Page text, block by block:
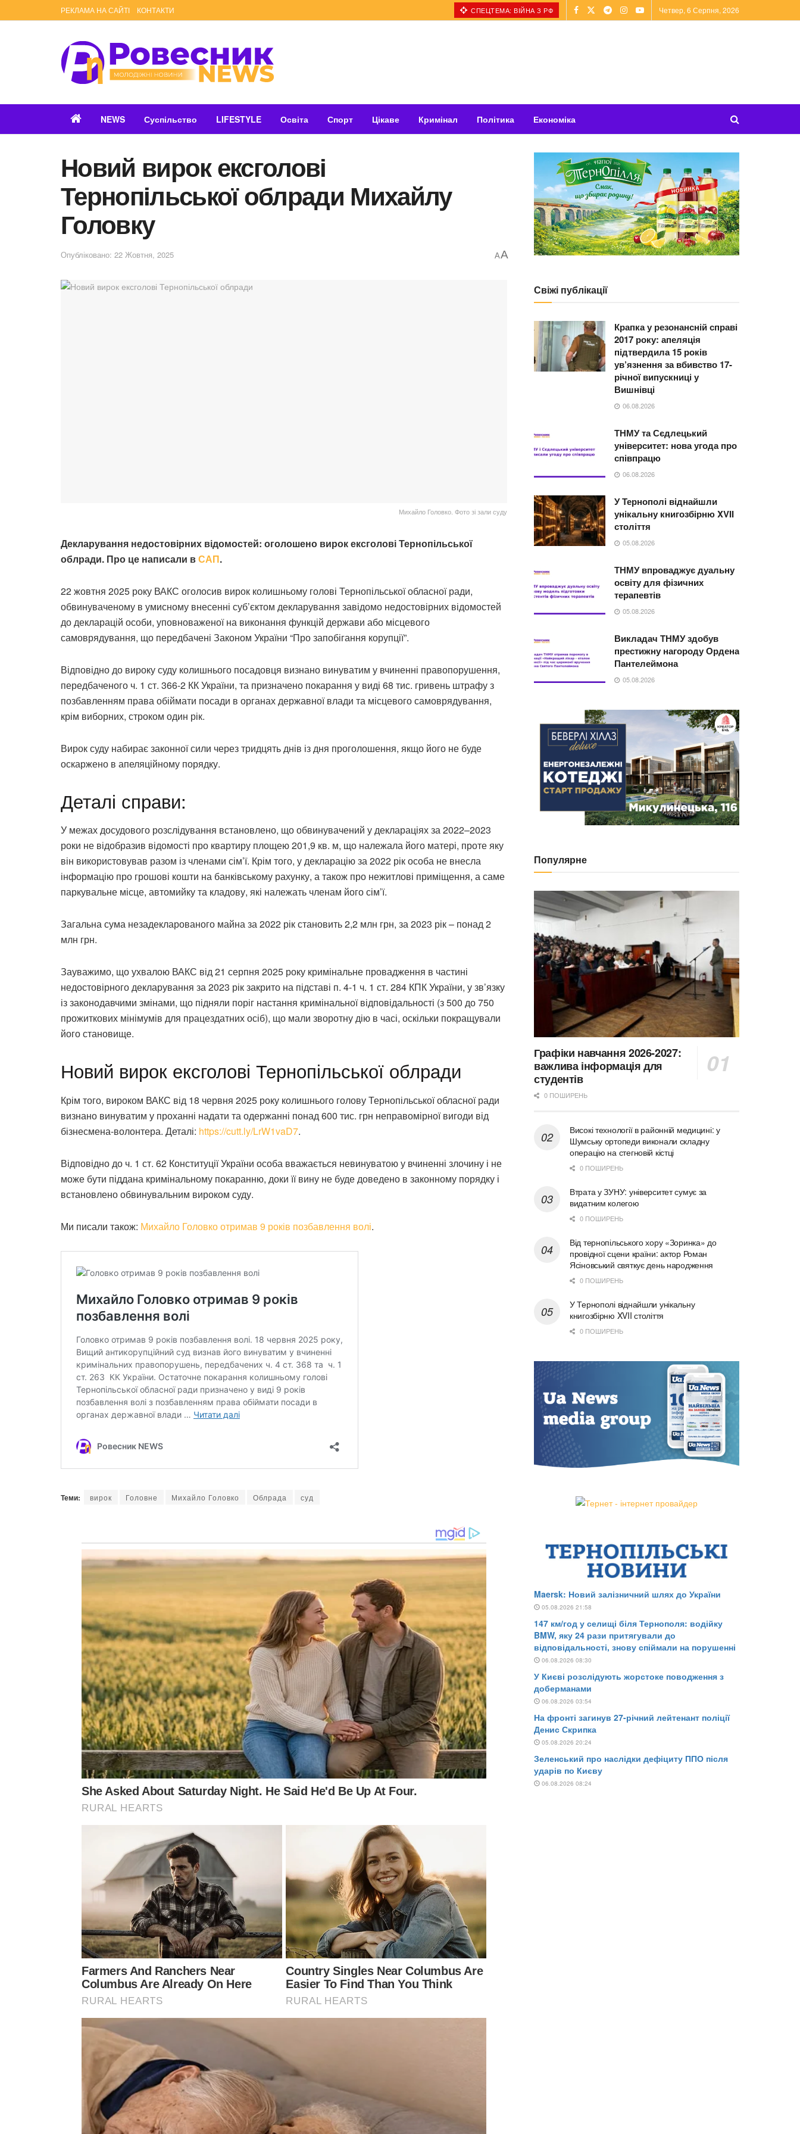
РЕКЛАМА НА САЙТІ КОНТАКТИ СПЕЦТЕМА: ВІЙНА З РФ Четвер, 6 Серпня, 2026
NEWS Суспільство LIFESTYLE Освіта Спорт Цікаве Кримінал Політика Економіка
Новий вирок ексголові
Тернопільської облради Михайлу
Головку
Опубліковано: 22 Жовтня, 2025 AA
Михайло Головко. Фото зі зали суду
Декларування недостовірних відомостей: оголошено вирок ексголові Тернопільської
облради. Про це написали вСАП.
22 жовтня 2025 року ВАКС оголосив вирок колишньому голові Тернопільської обласної ради,
обвинуваченому в умисному внесенні суб’єктом декларування завідомо недостовірних відомостей
до декларацій особи, уповноваженої на виконання функцій держави або місцевого
самоврядування, що передбачені Законом України “Про запобігання корупції”.
Відповідно до вироку суду колишнього посадовця визнано винуватим у вчиненні правопорушення,
передбаченого ч. 1 ст. 366-2 КК України, та призначено покарання у виді 68 тис. гривень штрафу з
позбавленням права обіймати посади в органах державної влади та місцевого самоврядування,
крім виборних, строком один рік.
Вирок суду набирає законної сили через тридцять днів із дня проголошення, якщо його не буде
оскаржено в апеляційному порядку.
Деталі справи:
У межах досудового розслідування встановлено, що обвинувачений у деклараціях за 2022–2023
роки не відобразив відомості про квартиру площею 201,9 кв. м, що належала його матері, проте яку
він використовував разом із членами сім’ї. Крім того, у декларацію за 2022 рік особа не внесла
інформацію про грошові кошти на банківському рахунку, а також про нежитлові приміщення, а саме
паркувальне місце, автомийку та кладову, які належать членам його сім’ї.
Загальна сума незадекларованого майна за 2022 рік становить 2,2 млн грн, за 2023 рік – понад 2
млн грн.
Зауважимо, що ухвалою ВАКС від 21 серпня 2025 року кримінальне провадження в частині
недостовірного декларування за 2023 рік закрито на підставі п. 4-1 ч. 1 ст. 284 КПК України, у зв’язку
із законодавчими змінами, що підняли поріг настання кримінальної відповідальності (з 500 до 750
прожиткових мінімумів для працездатних осіб), що мали зворотну дію в часі, оскільки покращували
його становище.
Новий вирок ексголові Тернопільської облради
Крім того, вироком ВАКС від 18 червня 2025 року колишнього голову Тернопільської обласної ради
визнано винуватим у проханні надати та одержанні понад 600 тис. грн неправомірної вигоди від
бізнесмена-волонтера. Деталі: https://cutt.ly/LrW1vaD7.
Відповідно до ч. 1 ст. 62 Конституції України особа вважається невинуватою у вчиненні злочину і не
може бути піддана кримінальному покаранню, доки її вину не буде доведено в законному порядку і
встановлено обвинувальним вироком суду.
Ми писали також: Михайло Головко отримав 9 років позбавлення волі.
Теми: вирок Головне Михайло Головко Облрада суд
Свіжі публікації
Крапка у резонансній справі
2017 року: апеляція
підтвердила 15 років
ув’язнення за вбивство 17-
річної випускниці у
Вишнівці
06.08.2026
ТНМУ та Сєдлецький
університет: нова угода про
співпрацю
06.08.2026
У Тернополі віднайшли
унікальну книгозбірню XVII
століття
05.08.2026
ТНМУ впроваджує дуальну
освіту для фізичних
терапевтів
05.08.2026
Викладач ТНМУ здобув
престижну нагороду Ордена
Пантелеймона
05.08.2026
Популярне
Графіки навчання 2026-2027:
важлива інформація для
студентів
0 ПОШИРЕНЬ
Високі технології в районній медицині: у
Шумську ортопеди виконали складну
операцію на стегновій кістці
0 ПОШИРЕНЬ
Втрата у ЗУНУ: університет сумує за
видатним колегою
0 ПОШИРЕНЬ
Від тернопільського хору «Зоринка» до
провідної сцени країни: актор Роман
Ясіновський святкує день народження
0 ПОШИРЕНЬ
У Тернополі віднайшли унікальну
книгозбірню XVII століття
0 ПОШИРЕНЬ